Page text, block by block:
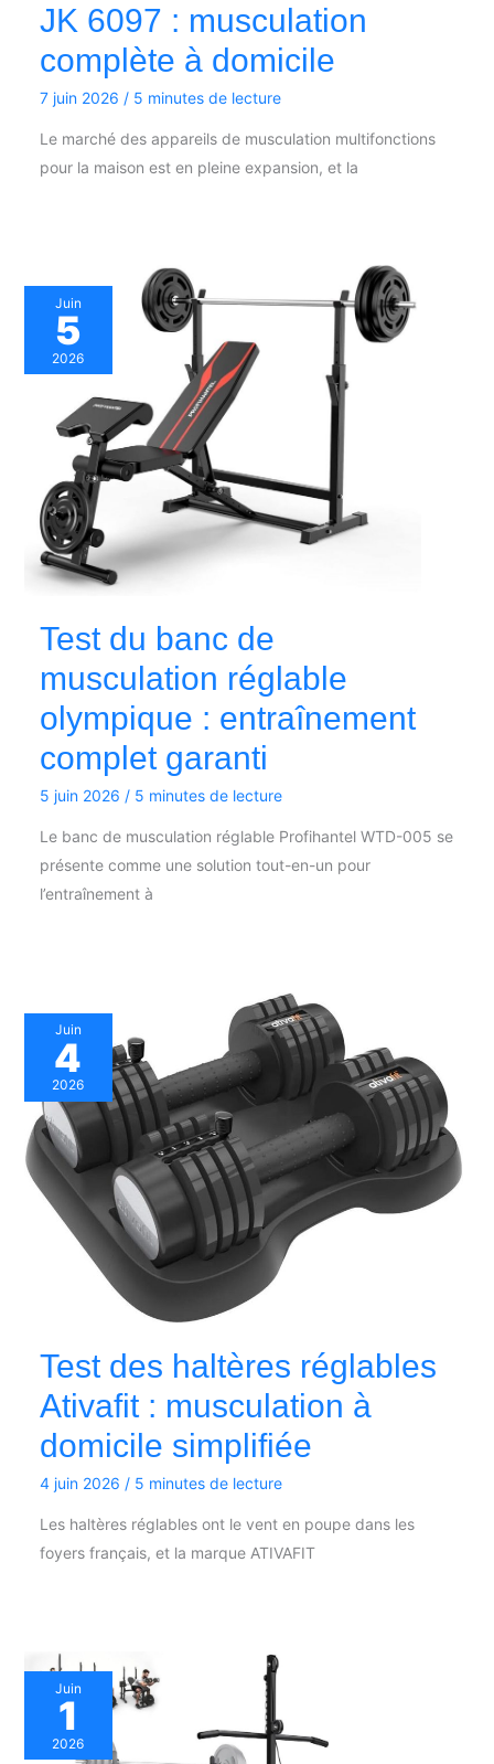
JK 6097 : musculation
complète à domicile
7 juin 2026 / 5 minutes de lecture
Le marché des appareils de musculation multifonctions
pour la maison est en pleine expansion, et la
Juin
5
2026
Test du banc de
musculation réglable
olympique : entraînement
complet garanti
5 juin 2026 / 5 minutes de lecture
Le banc de musculation réglable Profihantel WTD-005 se
présente comme une solution tout-en-un pour
l’entraînement à
Juin
4
2026
Test des haltères réglables
Ativafit : musculation à
domicile simplifiée
4 juin 2026 / 5 minutes de lecture
Les haltères réglables ont le vent en poupe dans les
foyers français, et la marque ATIVAFIT
Juin
1
2026